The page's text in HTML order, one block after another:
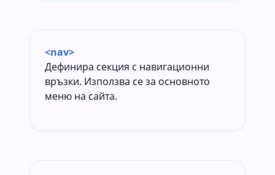
<nav>
Дефинира секция с навигационни
връзки. Използва се за основното
меню на сайта.